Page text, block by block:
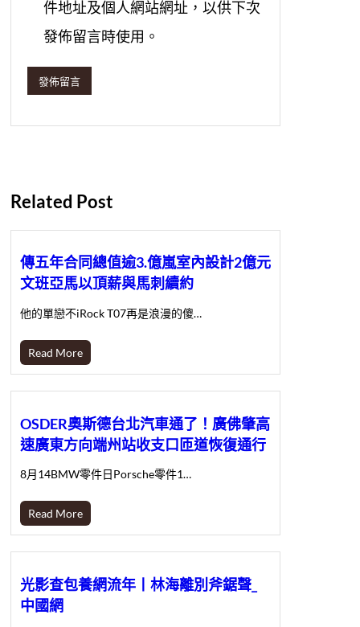
件地址及個人網站網址，以供下次
發佈留言時使用。
Related Post
傳五年合同總值逾3.億嵐室內設計2億元
文班亞馬以頂薪與馬刺續約
他的單戀不iRock T07再是浪漫的傻…
Read More
OSDER奧斯德台北汽車通了！廣佛肇高
速廣東方向端州站收支口匝道恢復通行
8月14BMW零件日Porsche零件1…
Read More
光影查包養網流年丨林海離別斧鋸聲_
中國網